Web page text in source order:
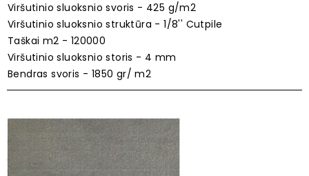
Viršutinio sluoksnio svoris - 425 g/m2
Viršutinio sluoksnio struktūra - 1/8'' Cutpile
Taškai m2 - 120000
Viršutinio sluoksnio storis - 4 mm
Bendras svoris - 1850 gr/ m2